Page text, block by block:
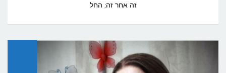
זה אחר זה; החל